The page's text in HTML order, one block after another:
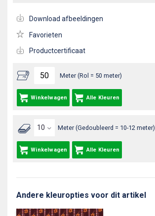
Meter (Rol = 50 meter)
Winkelwagen Alle Kleuren
Meter (Gedoubleerd = 10-12 meter)
Winkelwagen Alle Kleuren
Download afbeeldingen
Favorieten
Productcertificaat
Andere kleuropties voor dit artikel